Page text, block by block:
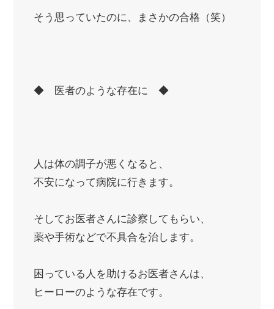
そう思っていたのに、まさかの合格（笑）
◆ 医者のような存在に ◆
人は体の調子が悪くなると、
不安になって病院に行きます。
そしてお医者さんに診察してもらい、
薬や手術などで不具合を治します。
困っている人を助けるお医者さんは、
ヒーローのような存在です。